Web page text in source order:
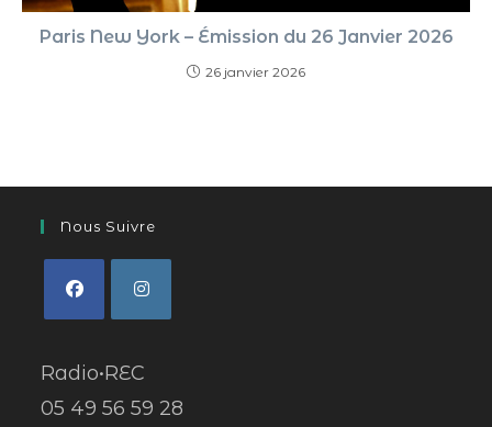
Paris New York – Émission du 26 Janvier 2026
26 janvier 2026
Nous Suivre
Radio•REC
05 49 56 59 28